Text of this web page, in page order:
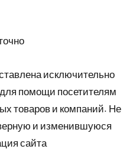
исключительно
помощи посетителям
товаров и компаний. Не
и изменившуюся
сайта